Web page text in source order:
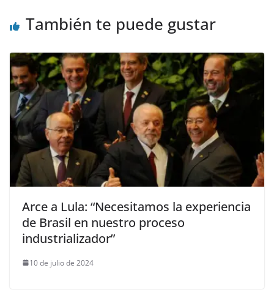
También te puede gustar
Arce a Lula: “Necesitamos la experiencia
de Brasil en nuestro proceso
industrializador”
10 de julio de 2024